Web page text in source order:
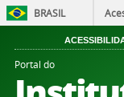
BRASIL
Portal do